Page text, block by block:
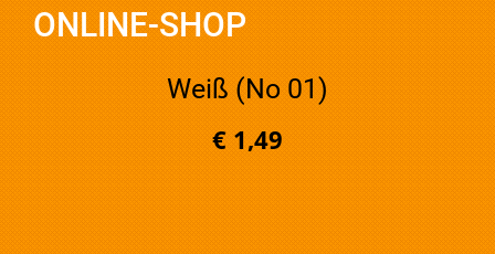
ONLINE-SHOP
Weiß (No 01)
€ 1,49